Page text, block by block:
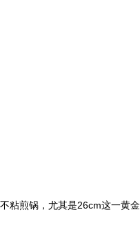
粘煎锅，尤其是26cm这一黄金